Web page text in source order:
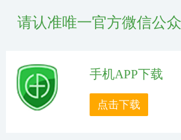
请认准唯一官方微信公
手机APP下载
点击下载